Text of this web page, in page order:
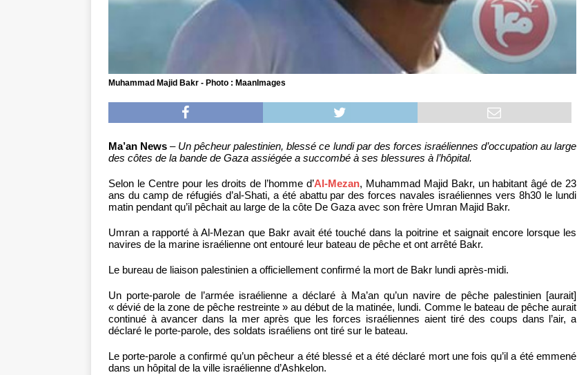
Muhammad Majid Bakr - Photo : MaanImages
Ma’an News – Un pêcheur palestinien, blessé ce lundi par des forces israéliennes d’occupation au large
des côtes de la bande de Gaza assiégée a succombé à ses blessures à l’hôpital.
Selon le Centre pour les droits de l’homme d’Al-Mezan, Muhammad Majid Bakr, un habitant âgé de 23
ans du camp de réfugiés d’al-Shati, a été abattu par des forces navales israéliennes vers 8h30 le lundi
matin pendant qu’il pêchait au large de la côte De Gaza avec son frère Umran Majid Bakr.
Umran a rapporté à Al-Mezan que Bakr avait été touché dans la poitrine et saignait encore lorsque les
navires de la marine israélienne ont entouré leur bateau de pêche et ont arrêté Bakr.
Le bureau de liaison palestinien a officiellement confirmé la mort de Bakr lundi après-midi.
Un porte-parole de l’armée israélienne a déclaré à Ma’an qu’un navire de pêche palestinien [aurait]
« dévié de la zone de pêche restreinte » au début de la matinée, lundi. Comme le bateau de pêche aurait
continué à avancer dans la mer après que les forces israéliennes aient tiré des coups dans l’air, a
déclaré le porte-parole, des soldats israéliens ont tiré sur le bateau.
Le porte-parole a confirmé qu’un pêcheur a été blessé et a été déclaré mort une fois qu’il a été emmené
dans un hôpital de la ville israélienne d’Ashkelon.